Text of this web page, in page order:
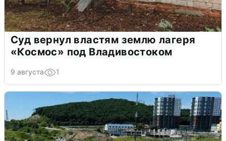
Суд вернул властям землю лагеря
«Космос» под Владивостоком
9 августа 1